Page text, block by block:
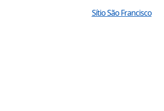
Sítio São Francisco